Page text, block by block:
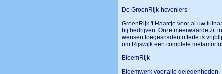
De GroenRijk-hoveniers
GroenRijk 't Haantje voor al uw
bij bedrijven. Onze meerwaarde zit
wensen toegesneden offerte is
om Rijswijk een complete
BloemRijk
Bloemwerk voor alle